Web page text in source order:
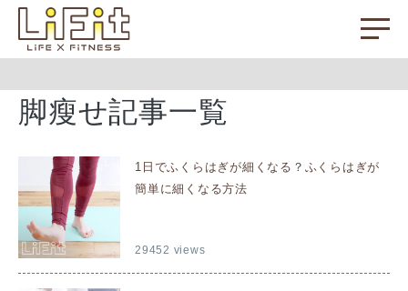
脚瘦せ記事一覧
1日でふくらはぎが細くなる？ふくらはぎが
簡単に細くなる方法
29452 views